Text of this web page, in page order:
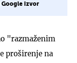
Google izvor
"razmaženim
proširenje na